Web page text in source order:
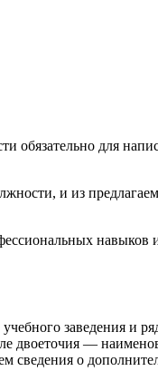
обязательно для
и из
навыков
заведения и
двоеточия —
сведения о